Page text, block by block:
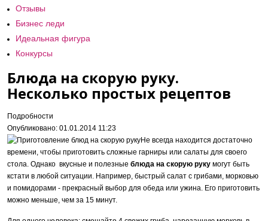
Отзывы
Бизнес леди
Идеальная фигура
Конкурсы
Блюда на скорую руку.
Несколько простых рецептов
Подробности
Опубликовано: 01.01.2014 11:23
Не всегда находится достаточно
времени, чтобы приготовить сложные гарниры или салаты для своего
стола. Однако вкусные и полезныеблюда на скорую руку могут быть
кстати в любой ситуации. Например, быстрый салат с грибами, морковью
и помидорами - прекрасный выбор для обеда или ужина. Его приготовить
можно меньше, чем за 15 минут.